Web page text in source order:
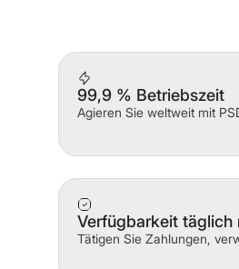
99,9 % Betriebszeit
Agieren Sie weltweit mit
Verfügbarkeit täglich
Tätigen Sie Zahlungen,